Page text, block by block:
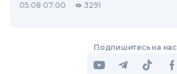
05.08 07:00 3291
Подпишитесь на нас